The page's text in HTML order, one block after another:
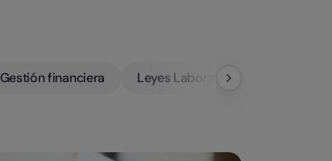
Gestión financiera Leyes Laborales